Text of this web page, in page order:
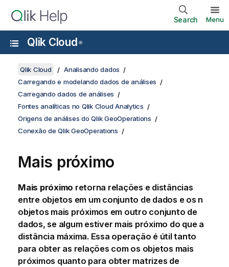
Search Menu
Qlik Cloud ®
Qlik Cloud
Analisando dados
Carregando e modelando dados de análises
Carregando dados de análises
Fontes analíticas no Qlik Cloud Analytics
Origens de análises do Qlik GeoOperations
Conexão de Qlik GeoOperations
Mais próximo
Mais próximo retorna relações e distâncias
entre objetos em um conjunto de dados e os n
objetos mais próximos em outro conjunto de
dados, se algum estiver mais próximo do que a
distância máxima. Essa operação é útil tanto
para obter as relações com os objetos mais
próximos quanto para obter matrizes de